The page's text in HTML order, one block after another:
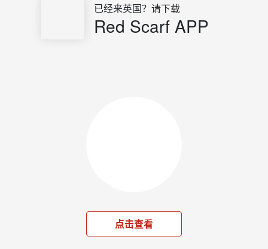
已经来英国？请下载
Red Scarf APP
点击查看